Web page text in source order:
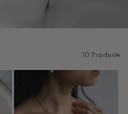
10 Produkte